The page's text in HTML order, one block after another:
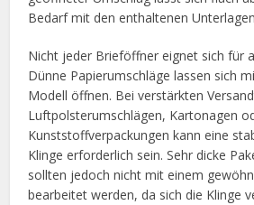
Bedarf mit den enthaltenen
Nicht jeder Brieföffner eignet sich für
Dünne Papierumschläge lassen sich
Modell öffnen. Bei verstärkten
Luftpolsterumschlägen, Kartonagen
Kunststoffverpackungen kann eine
Klinge erforderlich sein. Sehr dicke
sollten jedoch nicht mit einem
bearbeitet werden, da sich die Klinge